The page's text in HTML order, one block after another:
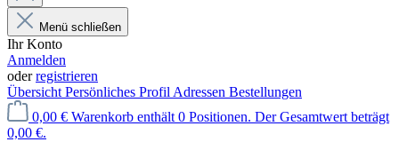
Menü schließen
Ihr Konto
Anmelden
oderregistrieren
Übersicht Persönliches Profil Adressen Bestellungen
0,00 € Warenkorb enthält 0 Positionen. Der Gesamtwert beträgt
0,00 €.